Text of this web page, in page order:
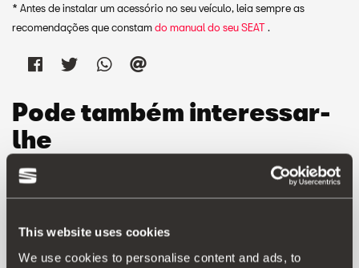
This website uses cookies
We use cookies to personalise content and ads, to
* Antes de instalar um acessório no seu veículo, leia sempre as
recomendações que constamdo manual do seu SEAT.
Pode também interessar-
lhe